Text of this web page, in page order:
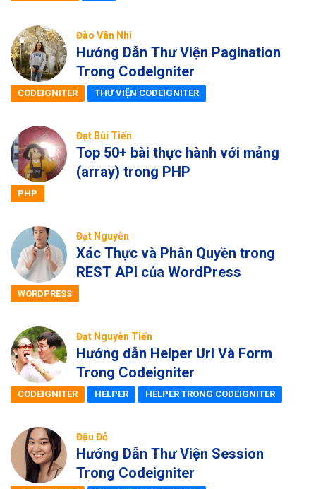
Đào Vân Nhi
Hướng Dẫn Thư Viện Pagination
Trong CodeIgniter
CODEIGNITER THƯ VIỆN CODEIGNITER
Đạt Bùi Tiến
Top 50+ bài thực hành với mảng
(array) trong PHP
PHP
Đạt Nguyễn
Xác Thực và Phân Quyền trong
REST API của WordPress
WORDPRESS
Đạt Nguyễn Tiến
Hướng dẫn Helper Url Và Form
Trong Codeigniter
CODEIGNITER HELPER HELPER TRONG CODEIGNITER
Đậu Đỏ
Hướng Dẫn Thư Viện Session
Trong Codeigniter